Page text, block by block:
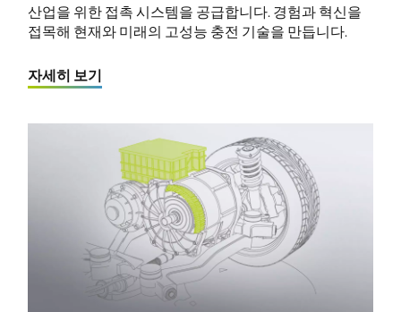
산업을 위한 접촉 시스템을 공급합니다. 경험과 혁신을
접목해 현재와 미래의 고성능 충전 기술을 만듭니다.
자세히 보기